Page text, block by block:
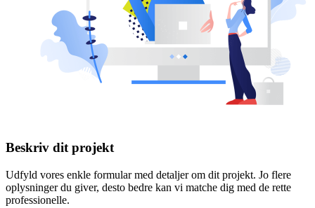
Beskriv dit projekt
Udfyld vores enkle formular med detaljer om dit projekt. Jo flere
oplysninger du giver, desto bedre kan vi matche dig med de rette
professionelle.